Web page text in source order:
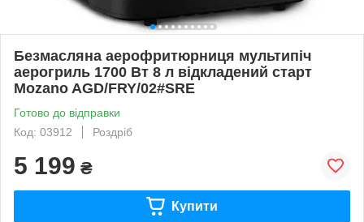
Безмасляна аерофритюрниця мультипіч
аерогриль 1700 Вт 8 л відкладений старт
Mozano AGD/FRY/02#SRE
Готово до відправки
Код: 03912
Роздріб
5 199 ₴
Купити